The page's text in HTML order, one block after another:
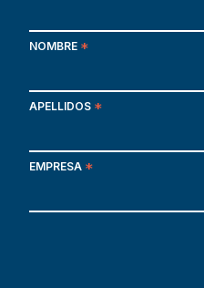
NOMBRE *
APELLIDOS *
EMPRESA *